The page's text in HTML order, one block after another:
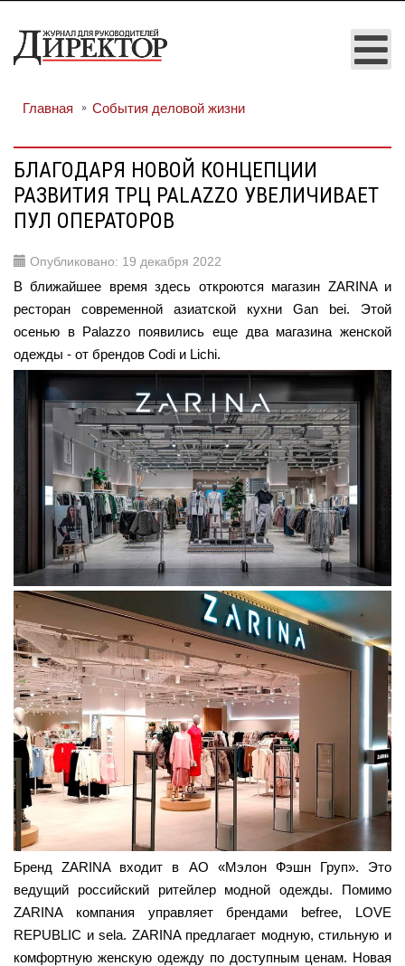
Главная События деловой жизни
БЛАГОДАРЯ НОВОЙ КОНЦЕПЦИИ
РАЗВИТИЯ ТРЦ PALAZZO УВЕЛИЧИВАЕТ
ПУЛ ОПЕРАТОРОВ
Опубликовано: 19 декабря 2022
В ближайшее время здесь откроются магазин ZARINA и
ресторан современной азиатской кухни Gan bei. Этой
осенью в Palazzo появились еще два магазина женской
одежды - от брендов Codi и Lichi.
Бренд ZARINA входит в АО «Мэлон Фэшн Груп». Это
ведущий российский ритейлер модной одежды. Помимо
ZARINA компания управляет брендами befree, LOVE
REPUBLIC и sela. ZARINA предлагает модную, стильную и
комфортную женскую одежду по доступным ценам. Новая